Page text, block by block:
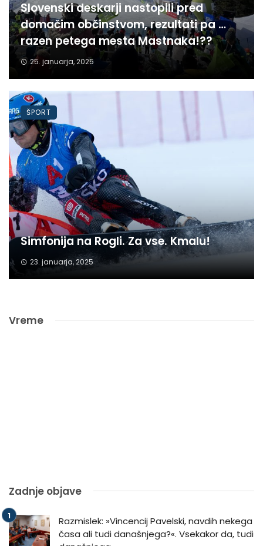
Slovenski deskarji nastopili pred
domačim občinstvom, rezultati pa …
razen petega mesta Mastnaka!??
25. januarja, 2025
Simfonija na Rogli. Za vse. Kmalu!
23. januarja, 2025
ŠPORT
Vreme
Zadnje objave
Razmislek: »Vincencij Pavelski, navdih nekega
časa ali tudi današnjega?«. Vsekakor da, tudi